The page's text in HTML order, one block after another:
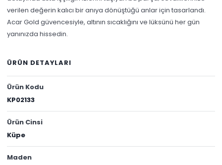
verilen değerin kalıcı bir anıya dönüştüğü anlar için tasarlandı.
Acar Gold güvencesiyle, altının sıcaklığını ve lüksünü her gün
yanınızda hissedin.
ÜRÜN DETAYLARI
Ürün Kodu
KP02133
Ürün Cinsi
Küpe
Maden